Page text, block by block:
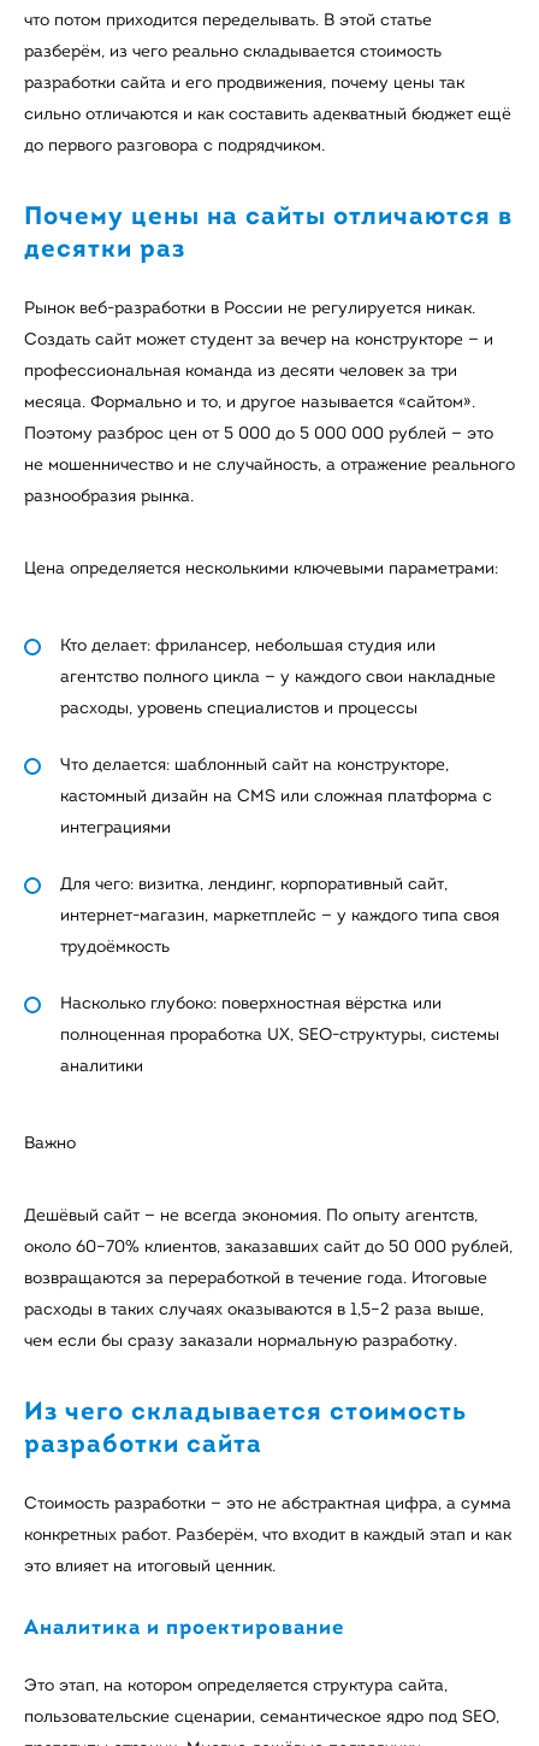
что потом приходится переделывать. В этой статье
разберём, из чего реально складывается стоимость
разработки сайта и его продвижения, почему цены так
сильно отличаются и как составить адекватный бюджет ещё
до первого разговора с подрядчиком.
Почему цены на сайты отличаются в
десятки раз
Рынок веб-разработки в России не регулируется никак.
Создать сайт может студент за вечер на конструкторе — и
профессиональная команда из десяти человек за три
месяца. Формально и то, и другое называется «сайтом».
Поэтому разброс цен от 5 000 до 5 000 000 рублей — это
не мошенничество и не случайность, а отражение реального
разнообразия рынка.
Цена определяется несколькими ключевыми параметрами:
Кто делает: фрилансер, небольшая студия или
агентство полного цикла — у каждого свои накладные
расходы, уровень специалистов и процессы
Что делается: шаблонный сайт на конструкторе,
кастомный дизайн на CMS или сложная платформа с
интеграциями
Для чего: визитка, лендинг, корпоративный сайт,
интернет-магазин, маркетплейс — у каждого типа своя
трудоёмкость
Насколько глубоко: поверхностная вёрстка или
полноценная проработка UX, SEO-структуры, системы
аналитики
Важно
Дешёвый сайт — не всегда экономия. По опыту агентств,
около 60–70% клиентов, заказавших сайт до 50 000 рублей,
возвращаются за переработкой в течение года. Итоговые
расходы в таких случаях оказываются в 1,5–2 раза выше,
чем если бы сразу заказали нормальную разработку.
Из чего складывается стоимость
разработки сайта
Стоимость разработки — это не абстрактная цифра, а сумма
конкретных работ. Разберём, что входит в каждый этап и как
это влияет на итоговый ценник.
Аналитика и проектирование
Это этап, на котором определяется структура сайта,
пользовательские сценарии, семантическое ядро под SEO,